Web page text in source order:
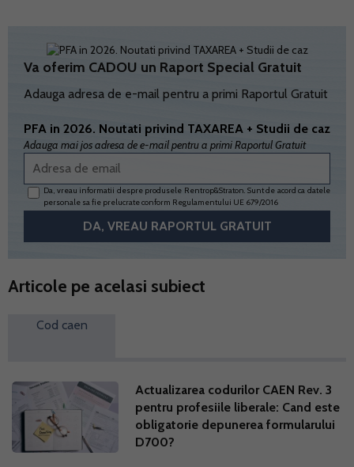
Va oferim CADOU un Raport Special Gratuit
Adauga adresa de e-mail pentru a primi Raportul Gratuit
PFA in 2026. Noutati privind TAXAREA + Studii de caz
Adauga mai jos adresa de e-mail pentru a primi Raportul Gratuit
Da, vreau informatii despre produsele Rentrop&Straton. Sunt de acord ca datele
personale sa fie prelucrate conform Regulamentului UE 679/2016
Articole pe acelasi subiect
Cod caen
Actualizarea codurilor CAEN Rev. 3
pentru profesiile liberale: Cand este
obligatorie depunerea formularului
D700?